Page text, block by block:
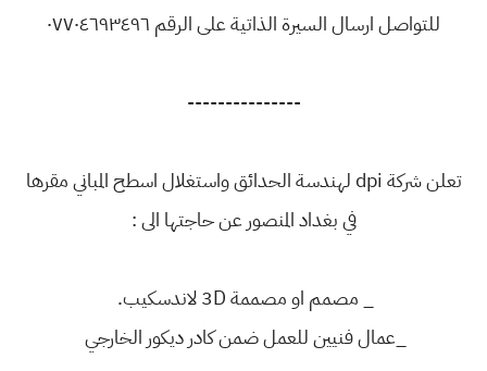
للتواصل ارسال السيرة الذاتية على الرقم ٠٧٧٠٤٦٩٣٤٩٦
---------------
تعلن شركة dpi لهندسة الحدائق واستغلال اسطح المباني مقرها
في بغداد المنصور عن حاجتها الى :
_ مصمم او مصممة 3D لاندسكيب.
_عمال فنيين للعمل ضمن كادر ديكور الخارجي